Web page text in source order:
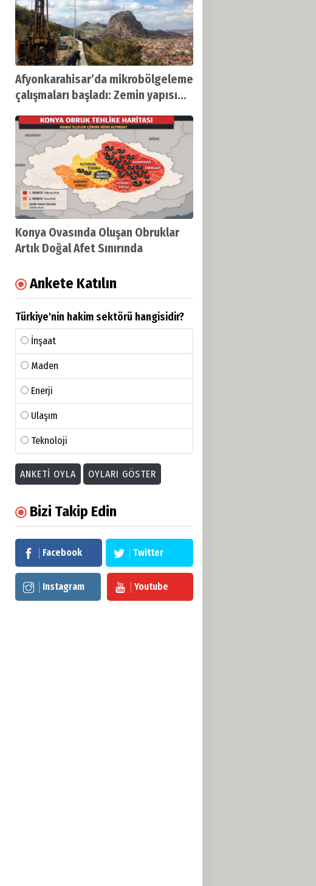
Afyonkarahisar’da mikrobölgeleme
çalışmaları başladı: Zemin yapısı
Konya Ovasında Oluşan Obruklar
Artık Doğal Afet Sınırında
Ankete Katılın
Türkiye'nin hakim sektörü hangisidir?
İnşaat
Maden
Enerji
Ulaşım
Teknoloji
ANKETI OYLA OYLARI GÖSTER
Bizi Takip Edin
Facebook Twitter
Instagram Youtube